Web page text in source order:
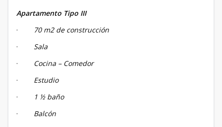
Apartamento Tipo III
·
70 m2 de construcción
· Sala
· Cocina – Comedor
· Estudio
·
1 ½ baño
· Balcón